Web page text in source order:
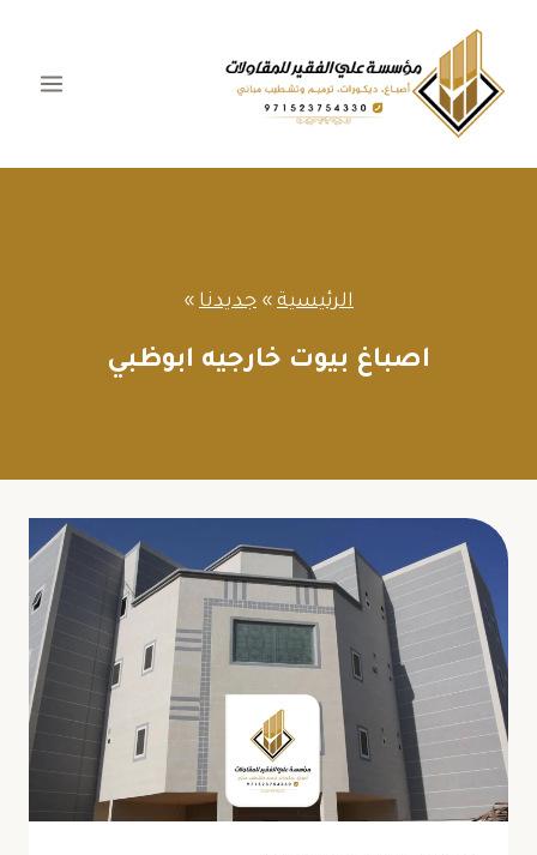
المحتوى
الرئيسية » جديدنا »
اصباغ بيوت خارجيه ابوظبي